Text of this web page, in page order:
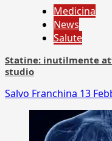
Medicina
News
Salute
Statine: inutilmente
studio
Salvo Franchina 13